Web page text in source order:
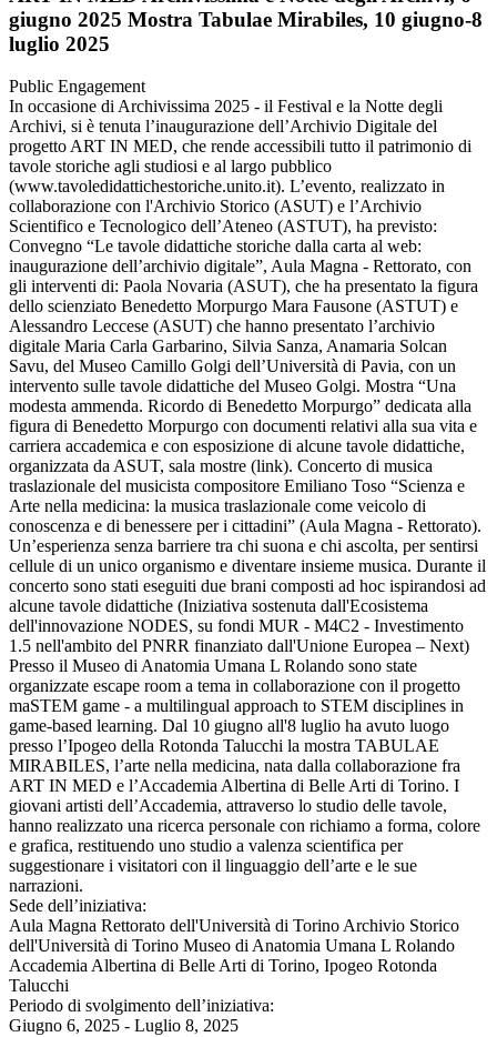
giugno 2025 Mostra Tabulae Mirabiles, 10 giugno-8
luglio 2025
Public Engagement
In occasione di Archivissima 2025 - il Festival e la Notte degli
Archivi, si è tenuta l’inaugurazione dell’Archivio Digitale del
progetto ART IN MED, che rende accessibili tutto il patrimonio di
tavole storiche agli studiosi e al largo pubblico
(www.tavoledidattichestoriche.unito.it). L’evento, realizzato in
collaborazione con l'Archivio Storico (ASUT) e l’Archivio
Scientifico e Tecnologico dell’Ateneo (ASTUT), ha previsto:
Convegno “Le tavole didattiche storiche dalla carta al web:
inaugurazione dell’archivio digitale”, Aula Magna - Rettorato, con
gli interventi di: Paola Novaria (ASUT), che ha presentato la figura
dello scienziato Benedetto Morpurgo Mara Fausone (ASTUT) e
Alessandro Leccese (ASUT) che hanno presentato l’archivio
digitale Maria Carla Garbarino, Silvia Sanza, Anamaria Solcan
Savu, del Museo Camillo Golgi dell’Università di Pavia, con un
intervento sulle tavole didattiche del Museo Golgi. Mostra “Una
modesta ammenda. Ricordo di Benedetto Morpurgo” dedicata alla
figura di Benedetto Morpurgo con documenti relativi alla sua vita e
carriera accademica e con esposizione di alcune tavole didattiche,
organizzata da ASUT, sala mostre (link). Concerto di musica
traslazionale del musicista compositore Emiliano Toso “Scienza e
Arte nella medicina: la musica traslazionale come veicolo di
conoscenza e di benessere per i cittadini” (Aula Magna - Rettorato).
Un’esperienza senza barriere tra chi suona e chi ascolta, per sentirsi
cellule di un unico organismo e diventare insieme musica. Durante il
concerto sono stati eseguiti due brani composti ad hoc ispirandosi ad
alcune tavole didattiche (Iniziativa sostenuta dall'Ecosistema
dell'innovazione NODES, su fondi MUR - M4C2 - Investimento
1.5 nell'ambito del PNRR finanziato dall'Unione Europea – Next)
Presso il Museo di Anatomia Umana L Rolando sono state
organizzate escape room a tema in collaborazione con il progetto
maSTEM game - a multilingual approach to STEM disciplines in
game-based learning. Dal 10 giugno all'8 luglio ha avuto luogo
presso l’Ipogeo della Rotonda Talucchi la mostra TABULAE
MIRABILES, l’arte nella medicina, nata dalla collaborazione fra
ART IN MED e l’Accademia Albertina di Belle Arti di Torino. I
giovani artisti dell’Accademia, attraverso lo studio delle tavole,
hanno realizzato una ricerca personale con richiamo a forma, colore
e grafica, restituendo uno studio a valenza scientifica per
suggestionare i visitatori con il linguaggio dell’arte e le sue
narrazioni.
Sede dell’iniziativa:
Aula Magna Rettorato dell'Università di Torino Archivio Storico
dell'Università di Torino Museo di Anatomia Umana L Rolando
Accademia Albertina di Belle Arti di Torino, Ipogeo Rotonda
Talucchi
Periodo di svolgimento dell’iniziativa:
Giugno 6, 2025 - Luglio 8, 2025